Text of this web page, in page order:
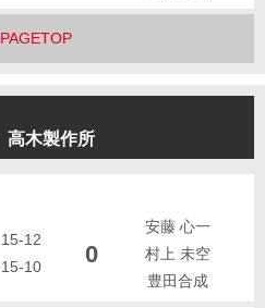
PAGETOP
高木製作所
15-12
15-10
0
安藤 心一
村上 未空
豊田合成